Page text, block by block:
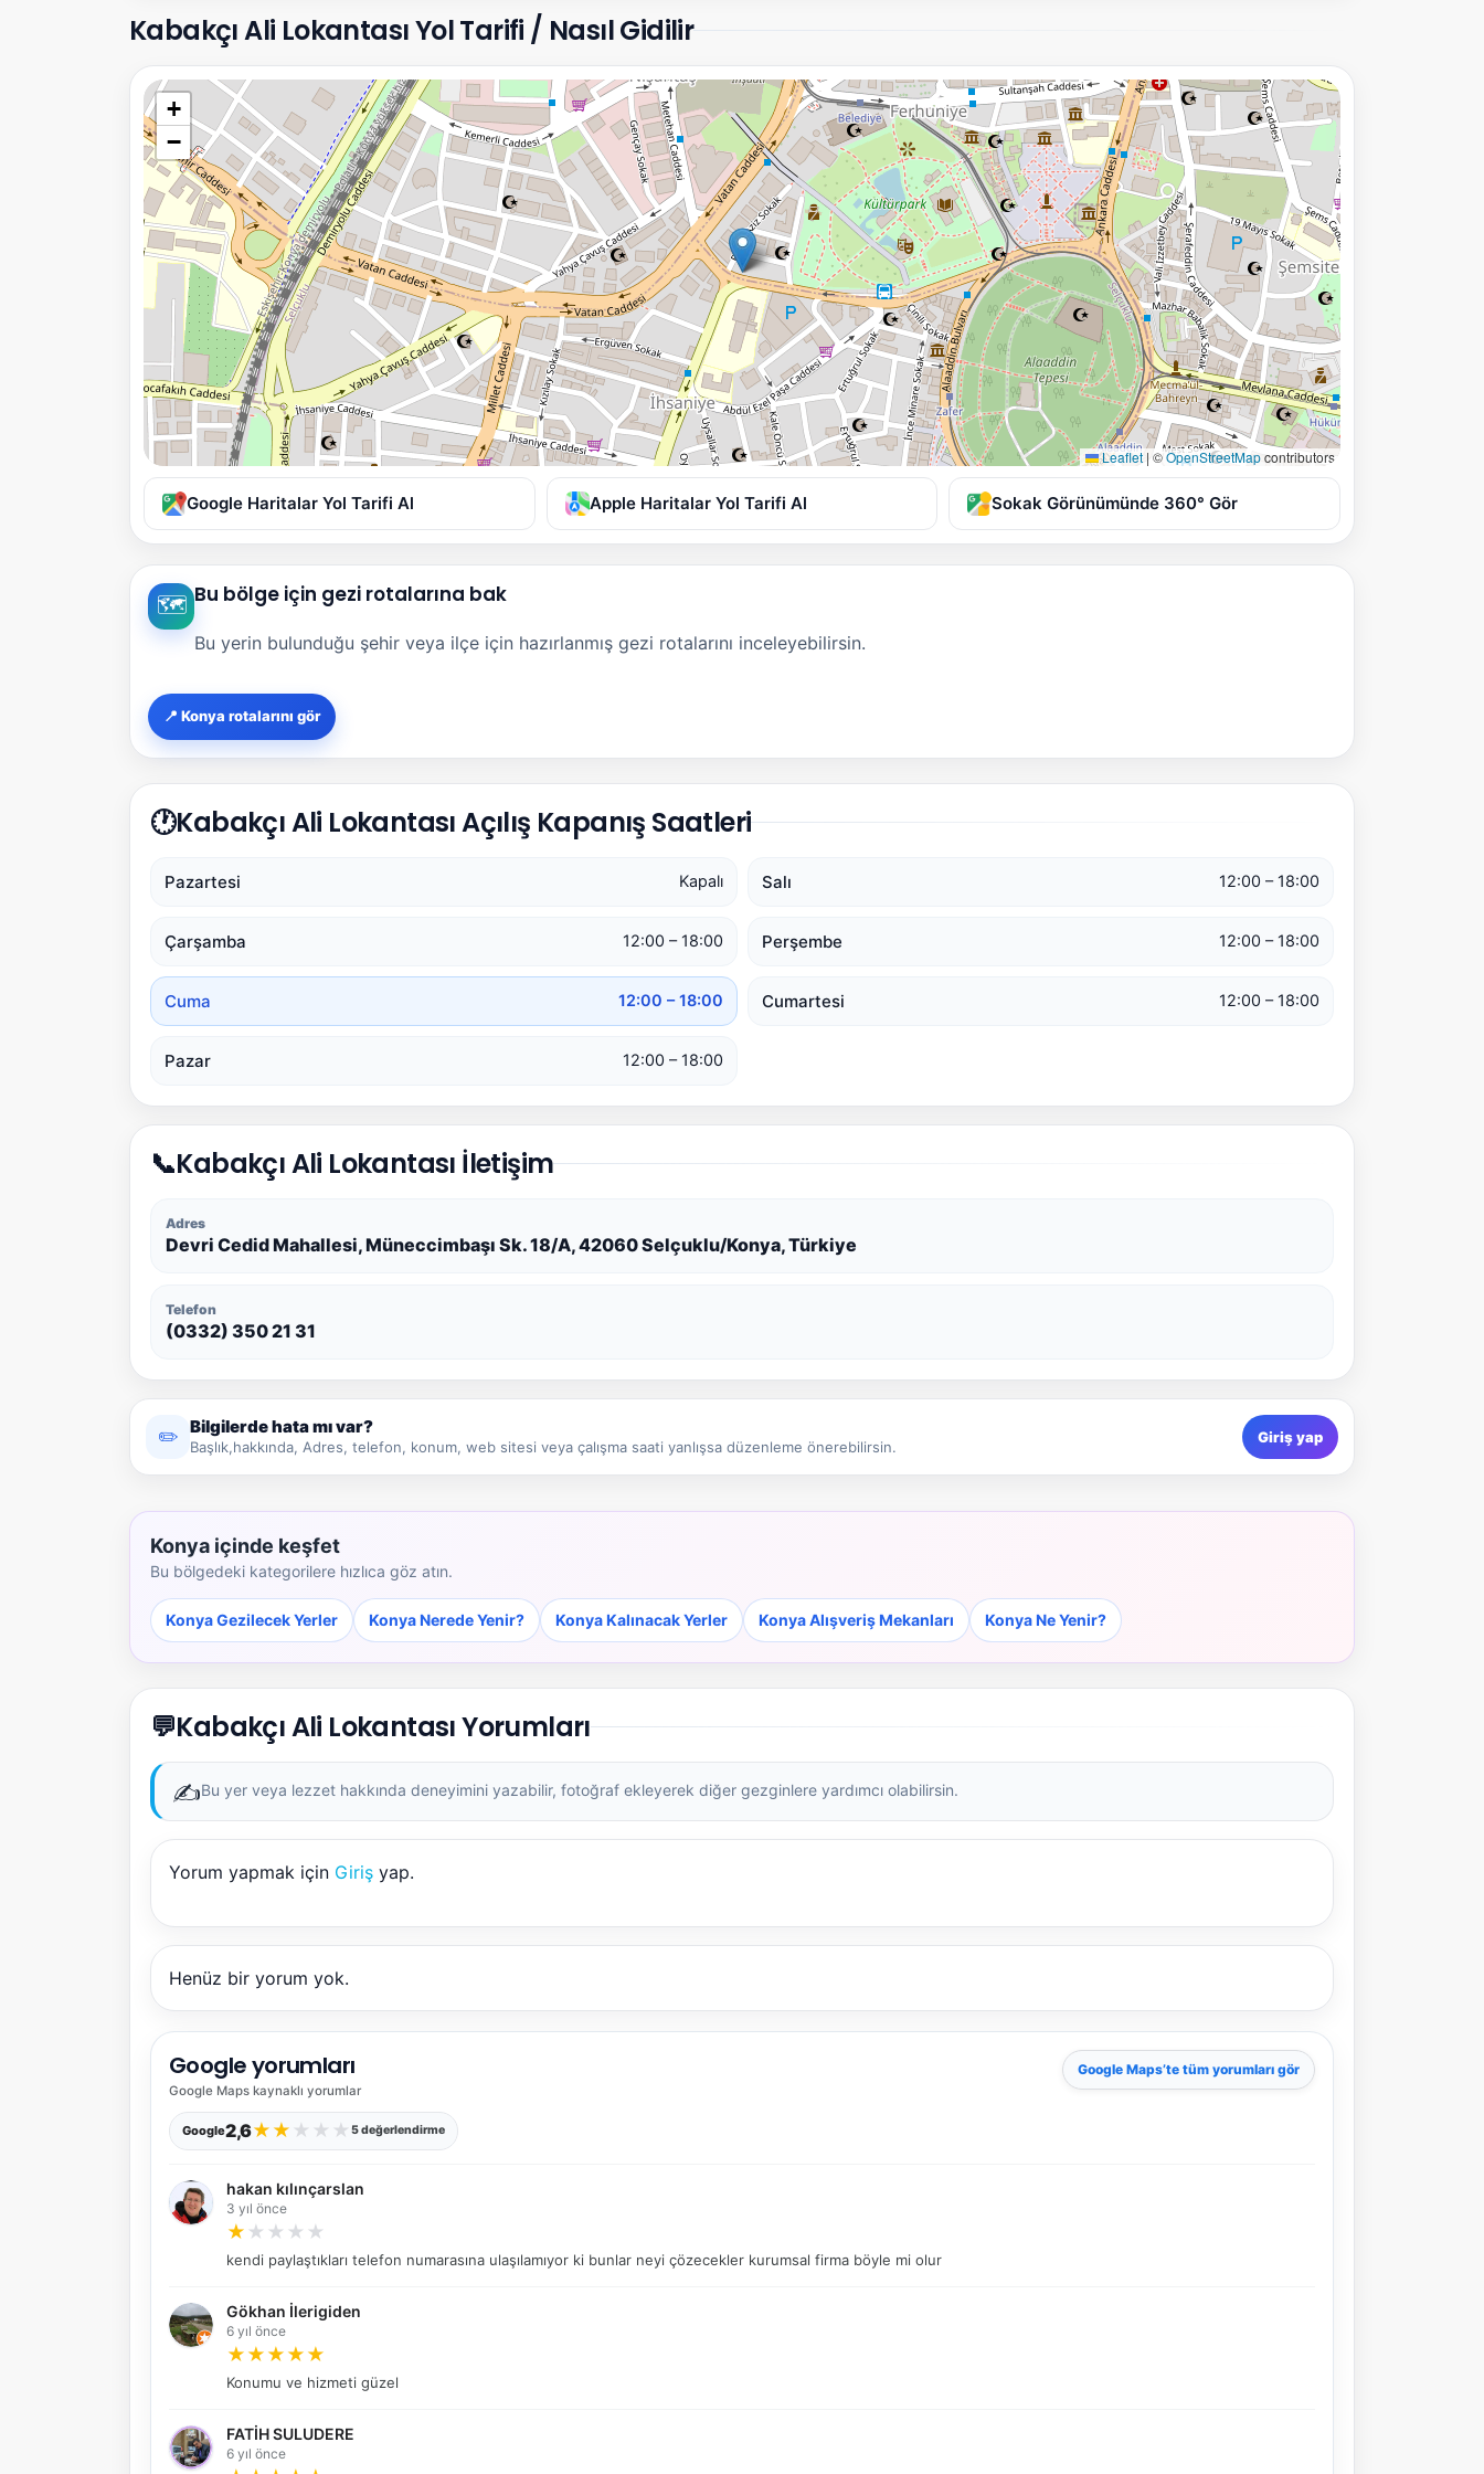
Kabakçı Ali Lokantası Yol Tarifi / Nasıl Gidilir
+
−
Leaflet | ©OpenStreetMapcontributors
Google Haritalar Yol Tarifi Al Apple Haritalar Yol Tarifi Al Sokak Görünümünde 360° Gör
🗺️ Bu bölge için gezi rotalarına bak
Bu yerin bulunduğu şehir veya ilçe için hazırlanmış gezi rotalarını inceleyebilirsin.
📍 Konya rotalarını gör
🕐Kabakçı Ali Lokantası Açılış Kapanış Saatleri
Pazartesi Kapalı Salı 12:00 – 18:00
Çarşamba 12:00 – 18:00 Perşembe 12:00 – 18:00
Cuma 12:00 – 18:00 Cumartesi 12:00 – 18:00
Pazar 12:00 – 18:00
📞Kabakçı Ali Lokantası İletişim
Adres
Devri Cedid Mahallesi, Müneccimbaşı Sk. 18/A, 42060 Selçuklu/Konya, Türkiye
Telefon
(0332) 350 21 31
✏️ Bilgilerde hata mı var?
Başlık,hakkında, Adres, telefon, konum, web sitesi veya çalışma saati yanlışsa düzenleme önerebilirsin.
Giriş yap
Konya içinde keşfet
Bu bölgedeki kategorilere hızlıca göz atın.
Konya Gezilecek Yerler Konya Nerede Yenir? Konya Kalınacak Yerler Konya Alışveriş Mekanları Konya Ne Yenir?
💬Kabakçı Ali Lokantası Yorumları
✍️Bu yer veya lezzet hakkında deneyimini yazabilir, fotoğraf ekleyerek diğer gezginlere yardımcı olabilirsin.
Yorum yapmak için Giriş yap.
Henüz bir yorum yok.
Google yorumları
Google Maps kaynaklı yorumlar
Google Maps’te tüm yorumları gör
Google2,6★ ★ ★ ★ ★ 5 değerlendirme
hakan kılınçarslan
3 yıl önce
★ ★ ★ ★ ★
kendi paylaştıkları telefon numarasına ulaşılamıyor ki bunlar neyi çözecekler kurumsal firma böyle mi olur
Gökhan İlerigiden
6 yıl önce
★ ★ ★ ★ ★
Konumu ve hizmeti güzel
FATİH SULUDERE
6 yıl önce